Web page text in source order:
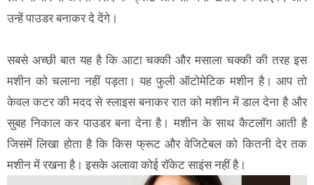
उन्हें पाउडर बनाकर दे देंगे।
सबसे अच्छी बात यह है कि आटा चक्की और मसाला चक्की की तरह इस
मशीन को चलाना नहीं पड़ता। यह फुली ऑटोमेटिक मशीन है। आप तो
केवल कटर की मदद से स्लाइस बनाकर रात को मशीन में डाल देना है और
सुबह निकाल कर पाउडर बना देना है। मशीन के साथ कैटलॉग आती है
जिसमें लिखा होता है कि किस फ्रूट और वेजिटेबल को कितनी देर तक
मशीन में रखना है। इसके अलावा कोई रॉकेट साइंस नहीं है।